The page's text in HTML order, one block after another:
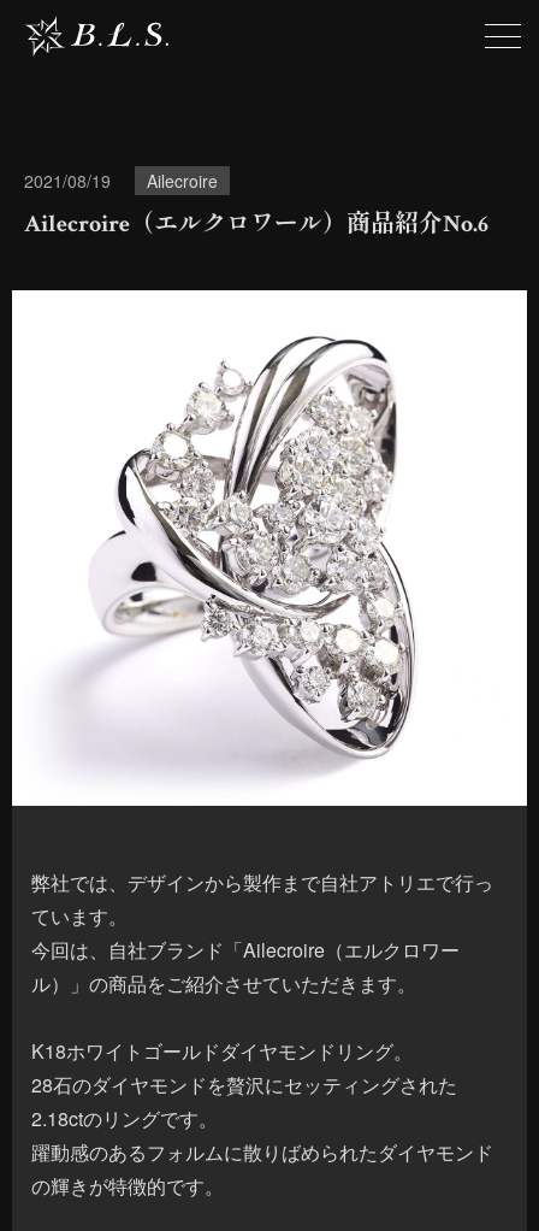
2021/08/19 Ailecroire
Ailecroire（エルクロワール）商品紹介No.6
弊社では、デザインから製作まで自社アトリエで行っ
ています。
今回は、自社ブランド「Ailecroire（エルクロワー
ル）」の商品をご紹介させていただきます。
K18ホワイトゴールドダイヤモンドリング。
28石のダイヤモンドを贅沢にセッティングされた
2.18ctのリングです。
躍動感のあるフォルムに散りばめられたダイヤモンド
の輝きが特徴的です。